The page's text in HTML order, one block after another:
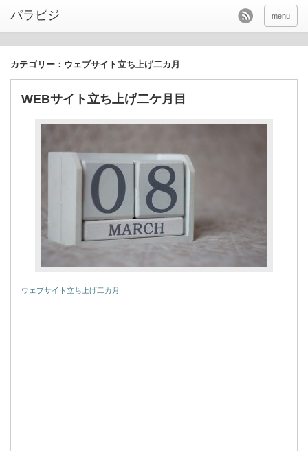
パラビジ menu
カテゴリー：ウェブサイト立ち上げ二カ月
WEBサイト立ち上げ二ケ月目
ウェブサイト立ち上げ二カ月